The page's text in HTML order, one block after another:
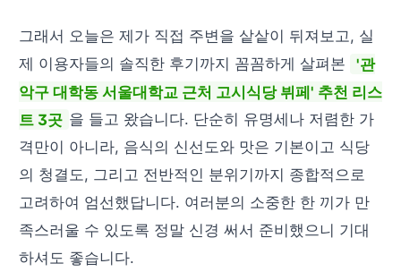
그래서 오늘은 제가 직접 주변을 샅샅이 뒤져보고, 실
제 이용자들의 솔직한 후기까지 꼼꼼하게 살펴본
'관
악구 대학동 서울대학교 근처 고시식당 뷔페' 추천 리스
트 3곳 을 들고 왔습니다. 단순히 유명세나 저렴한 가
격만이 아니라, 음식의 신선도와 맛은 기본이고 식당
의 청결도, 그리고 전반적인 분위기까지 종합적으로
고려하여 엄선했답니다. 여러분의 소중한 한 끼가 만
족스러울 수 있도록 정말 신경 써서 준비했으니 기대
하셔도 좋습니다.